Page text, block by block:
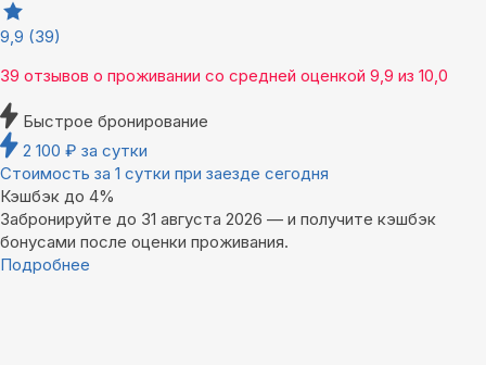
9,9 (39)
39 отзывов о проживании со средней оценкой 9,9 из 10,0
Быстрое бронирование
2 100 ₽ за сутки
Стоимость за 1 сутки при заезде сегодня
Кэшбэк до 4%
Забронируйте до 31 августа 2026 — и получите кэшбэк
бонусами после оценки проживания.
Подробнее